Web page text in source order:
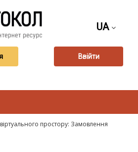
UA
Ввійти
простору: Замовлення